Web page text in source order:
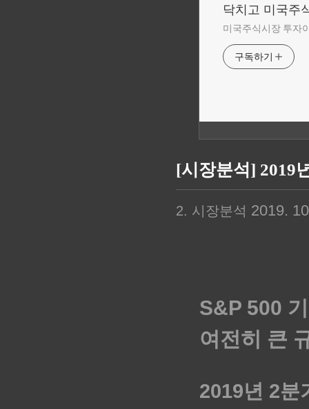
닥치고 미국주
미국주식시장 투자
구독하기
[시장분석] 2019
2. 시장분석 2019.
S&P 500
여전히 큰
2019년 2분